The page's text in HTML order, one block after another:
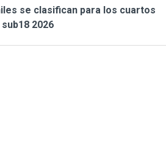
se clasifican para los cuartos
2026